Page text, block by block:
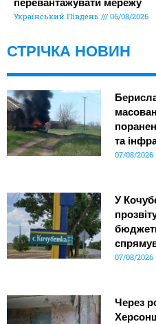
перевантажувати мережу
Український Південь 06/08/2026
СТРІЧКА НОВИН
та
07/08/2026
У
07/08/2026
Через